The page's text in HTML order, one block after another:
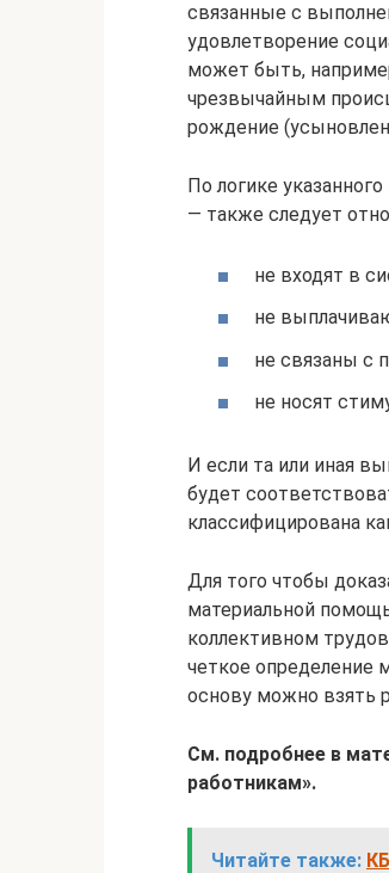
связанные с
удовлетворение
может быть,
чрезвычайным
рождение
По логике
— также следует
не входят в
не
не связаны с
не носят
И если та или иная
будет
классифицирована
Для того чтобы
материальной
коллективном
четкое определение
основу можно взять
См. подробнее в
работникам».
Читайте также: